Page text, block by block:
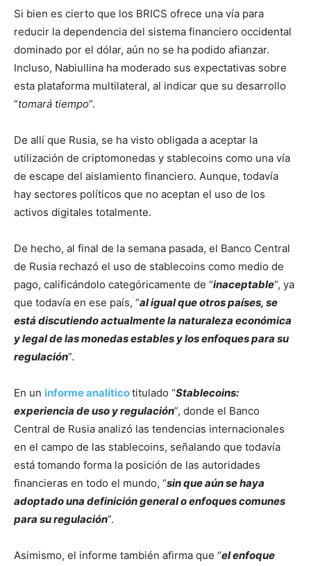
Si bien es cierto que los BRICS ofrece una vía para
reducir la dependencia del sistema financiero occidental
dominado por el dólar, aún no se ha podido afianzar.
Incluso, Nabiullina ha moderado sus expectativas sobre
esta plataforma multilateral, al indicar que su desarrollo
“tomará tiempo”.
De allí que Rusia, se ha visto obligada a aceptar la
utilización de criptomonedas y stablecoins como una vía
de escape del aislamiento financiero. Aunque, todavía
hay sectores políticos que no aceptan el uso de los
activos digitales totalmente.
De hecho, al final de la semana pasada, el Banco Central
de Rusia rechazó el uso de stablecoins como medio de
pago, calificándolo categóricamente de “inaceptable”, ya
que todavía en ese país, “al igual que otros países, se
está discutiendo actualmente la naturaleza económica
y legal de las monedas estables y los enfoques para su
regulación”.
En un informe analíticotitulado “Stablecoins:
experiencia de uso y regulación”, donde el Banco
Central de Rusia analizó las tendencias internacionales
en el campo de las stablecoins, señalando que todavía
está tomando forma la posición de las autoridades
financieras en todo el mundo, “sin que aún se haya
adoptado una definición general o enfoques comunes
para su regulación”.
Asimismo, el informe también afirma que “el enfoque